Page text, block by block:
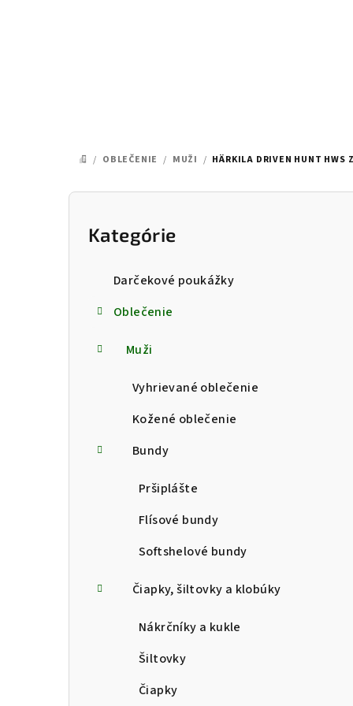
DOMOV
/ OBLEČENIE / MUŽI / HÄRKILA DRIVEN HUNT HWS
Preskočiť
kategórie
Kategórie
Darčekové poukážky
Oblečenie
Muži
Vyhrievané oblečenie
Kožené oblečenie
Bundy
Pršiplášte
Flísové bundy
Softshelové bundy
Čiapky, šiltovky a klobúky
Nákrčníky a kukle
Šiltovky
Čiapky